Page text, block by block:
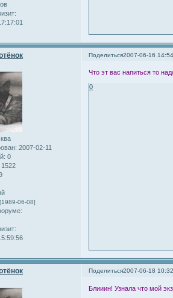
Поделиться2007-06-16
: 2007-02-11
0
1522
[1989-06-08]
Что эт вас напиться то
0
Поделиться2007-06-18
Блииин! Узнала что мой